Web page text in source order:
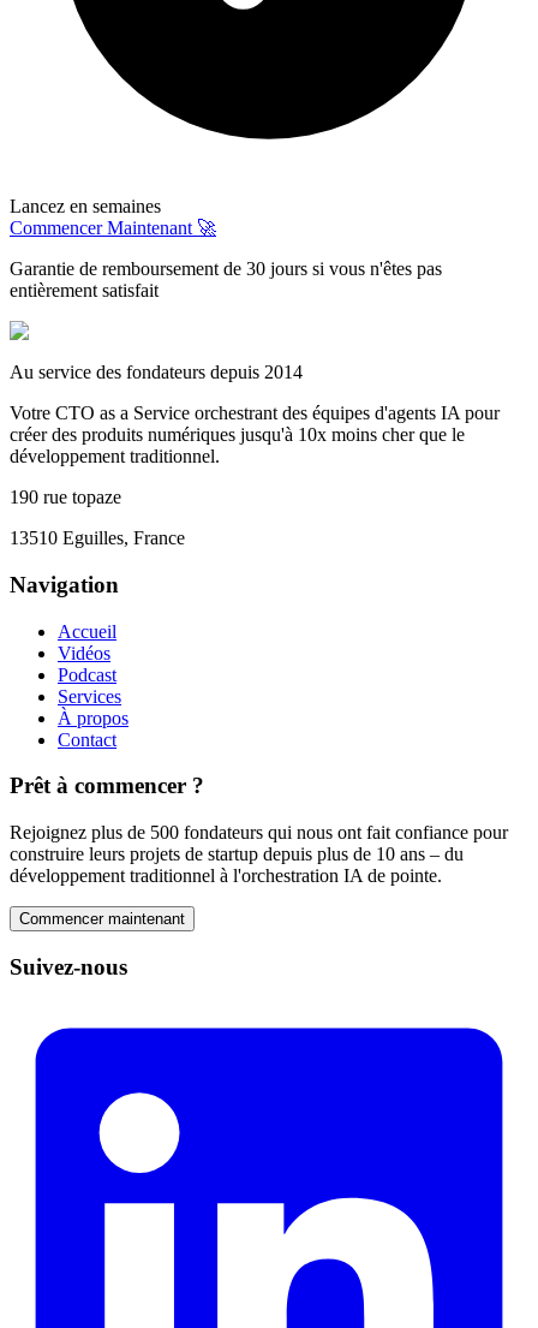
Lancez en semaines
Commencer Maintenant 🚀
Garantie de remboursement de 30 jours si vous n'êtes pas
entièrement satisfait
Au service des fondateurs depuis 2014
Votre CTO as a Service orchestrant des équipes d'agents IA pour
créer des produits numériques jusqu'à 10x moins cher que le
développement traditionnel.
190 rue topaze
13510 Eguilles, France
Navigation
Accueil
Vidéos
Podcast
Services
À propos
Contact
Prêt à commencer ?
Rejoignez plus de 500 fondateurs qui nous ont fait confiance pour
construire leurs projets de startup depuis plus de 10 ans – du
développement traditionnel à l'orchestration IA de pointe.
Commencer maintenant
Suivez-nous